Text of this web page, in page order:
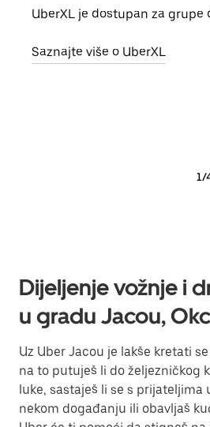
UberXL je dostupan za grupe
Saznajte više o UberXL
1/
Dijeljenje vožnje i
u gradu Jacou,
Uz Uber Jacou je lakše kretati
na to putuješ li do željezničkog
luke, sastaješ li se s prijateljima
nekom događanju ili obavljaš